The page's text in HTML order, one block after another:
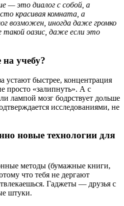
— это диалог с собой, а
красивая комната, а
возможен, иногда даже громко
такой оазис, даже если это
учебу?
устают быстрее, концентрация
просто «залипнуть». А с
лампой мозг бодрствует дольше
исследованиями, не
новые технологии для
методы (бумажные книги,
что тебя не дергают
Гаджеты — друзья с
штуки.